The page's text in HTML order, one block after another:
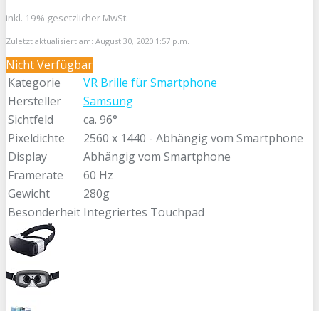
inkl. 19% gesetzlicher MwSt.
Zuletzt aktualisiert am: August 30, 2020 1:57 p.m.
Nicht Verfügbar
Kategorie
VR Brille für Smartphone
Hersteller
Samsung
Sichtfeld
ca. 96°
Pixeldichte
2560 x 1440 - Abhängig vom Smartphone
Display
Abhängig vom Smartphone
Framerate
60 Hz
Gewicht
280g
Besonderheit Integriertes Touchpad